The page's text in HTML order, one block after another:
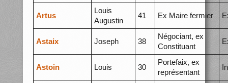
Artus
Louis
Augustin
41 Ex Maire fermier
Astaix Joseph 38
Négociant, ex
Constituant
Astoin Louis 30
Portefaix, ex
représentant